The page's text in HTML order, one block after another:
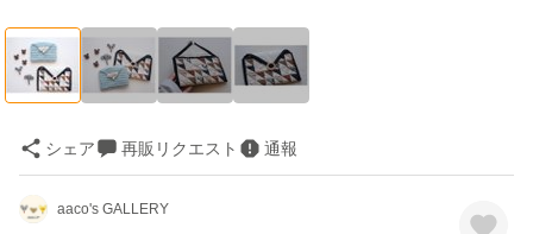
シェア 再販リクエスト 通報
aaco's GALLERY